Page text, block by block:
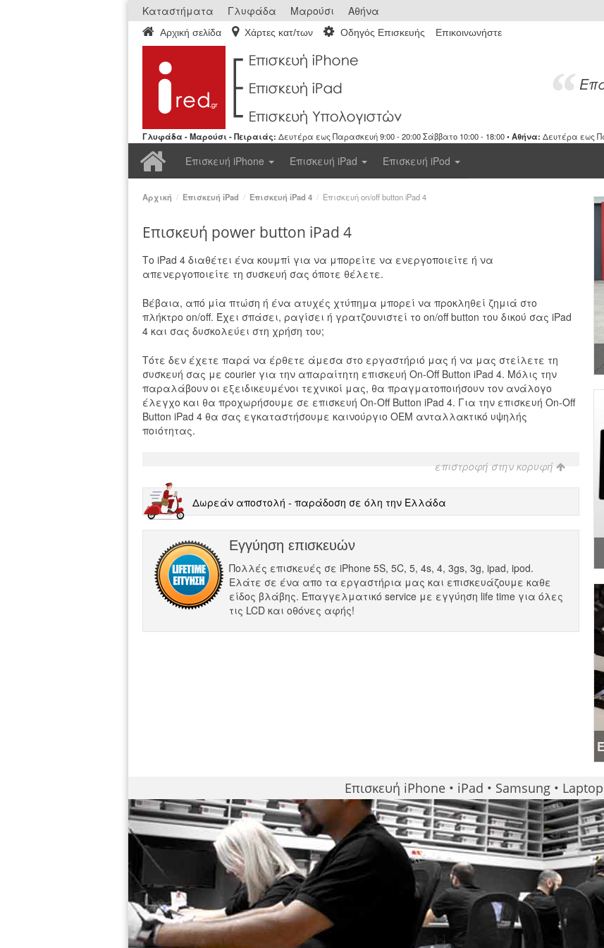
Καταστήματα Γλυφάδα Μαρούσι Αθήνα
Αρχική σελίδα Χάρτες κατ/των Οδηγός Επισκευής Επικοινωνήστε
Γλυφάδα - Μαρούσι - Πειραιάς: Δευτέρα εως Παρασκευή 9:00 - 20:00 Σάββατο 10:00 - 18:00 •Αθήνα: Δευτέρα εως
Αρχική
Επισκευή iPhone Επισκευή iPad Επισκευή iPod
Αρχική / Επισκευή iPad / Επισκευή iPad 4 / Επισκευή on/off button iPad 4
Επισκευή power button iPad 4
Το iPad 4 διαθέτει ένα κουμπί για να μπορείτε να ενεργοποιείτε ή να
απενεργοποιείτε τη συσκευή σας όποτε θέλετε.
Βέβαια, από μία πτώση ή ένα ατυχές χτύπημα μπορεί να προκληθεί ζημιά στο
πλήκτρο on/off. Έχει σπάσει, ραγίσει ή γρατζουνιστεί το on/off button του δικού σας iPad
4 και σας δυσκολεύει στη χρήση του;
Τότε δεν έχετε παρά να έρθετε άμεσα στο εργαστήριό μας ή να μας στείλετε τη
συσκευή σας με courier για την απαραίτητη επισκευή On-Off Button iPad 4. Μόλις την
παραλάβουν οι εξειδικευμένοι τεχνικοί μας, θα πραγματοποιήσουν τον ανάλογο
έλεγχο και θα προχωρήσουμε σε επισκευή On-Off Button iPad 4. Για την επισκευή On-Off
Button iPad 4 θα σας εγκαταστήσουμε καινούργιο ΟΕΜ ανταλλακτικό υψηλής
ποιότητας.
επιστροφή στην κορυφή
Δωρεάν αποστολή - παράδοση σε όλη την Ελλάδα
Εγγύηση επισκευών
Πολλές επισκευές σε iPhone 5S, 5C, 5, 4s, 4, 3gs, 3g, ipad, ipod.
Ελάτε σε ένα απο τα εργαστήρια μας και επισκευάζουμε καθε
είδος βλάβης. Επαγγελματικό service με εγγύηση life time για όλες
τις LCD και οθόνες αφής!
Επισκευή iPhone • iPad • Samsung • Laptop